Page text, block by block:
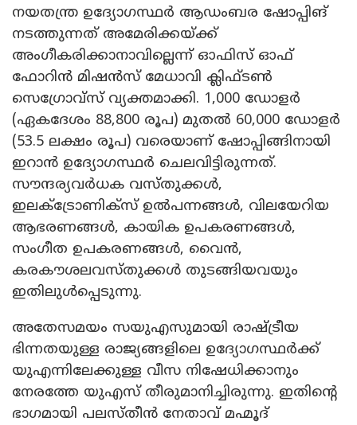
നയതന്ത്ര ഉദ്യോഗസ്ഥർ ആഡംബര ഷോപ്പിങ്
നടത്തുന്നത് അമേരിക്കയ്ക്ക്
അംഗീകരിക്കാനാവില്ലെന്ന് ഓഫിസ് ഓഫ്
ഫോറിൻ മിഷൻസ് മേധാവി ക്ലിഫ്ടൺ
സെഗ്രോവ്സ് വ്യക്തമാക്കി. 1,000 ഡോളർ
(ഏകദേശം 88,800 രൂപ) മുതൽ 60,000 ഡോളർ
(53.5 ലക്ഷം രൂപ) വരെയാണ് ഷോപ്പിങ്ങിനായി
ഇറാൻ ഉദ്യോഗസ്ഥർ ചെലവിട്ടിരുന്നത്.
സൗന്ദര്യവർധക വസ്തുക്കൾ,
ഇലക്ട്രോണിക്സ് ഉൽപന്നങ്ങൾ, വിലയേറിയ
ആഭരണങ്ങൾ, കായിക ഉപകരണങ്ങൾ,
സംഗീത ഉപകരണങ്ങൾ, വൈൻ,
കരകൗശലവസ്തുക്കൾ തുടങ്ങിയവയും
ഇതിലുൾപ്പെടുന്നു.
അതേസമയം സയുഎസുമായി രാഷ്ട്രീയ
ഭിന്നതയുള്ള രാജ്യങ്ങളിലെ ഉദ്യോഗസ്ഥർക്ക്
യുഎന്നിലേക്കുള്ള വീസ നിഷേധിക്കാനും
നേരത്തേ യുഎസ് തീരുമാനിച്ചിരുന്നു. ഇതിന്റെ
ഭാ​ഗമായി പലസ്തീൻ നേതാവ് മഹ്മൂദ്